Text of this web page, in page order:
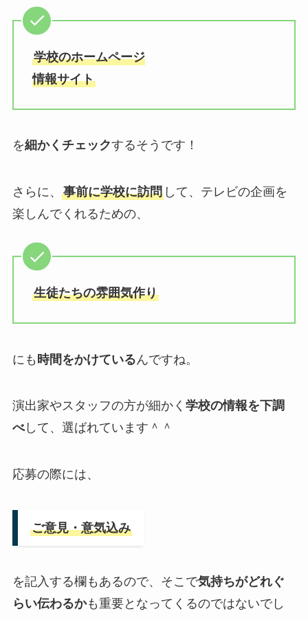
学校のホームページ
情報サイト
を細かくチェックするそうです！
さらに、 事前に学校に訪問して、テレビの企画を
楽しんでくれるための、
生徒たちの雰囲気作り
にも 時間をかけているんですね。
演出家やスタッフの方が細かく 学校の情報を下調
べして、選ばれています＾＾
応募の際には、
ご意見・意気込み
を記入する欄もあるので、そこで気持ちがどれぐ
らい伝わるかも重要となってくるのではないでし